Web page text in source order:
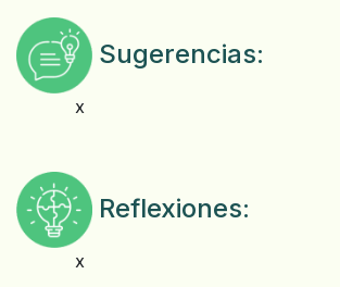
Sugerencias:
x
Reflexiones:
x